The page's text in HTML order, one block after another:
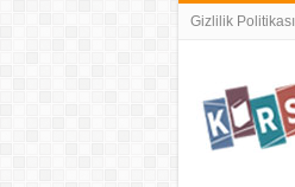
Gizlilik Politikası